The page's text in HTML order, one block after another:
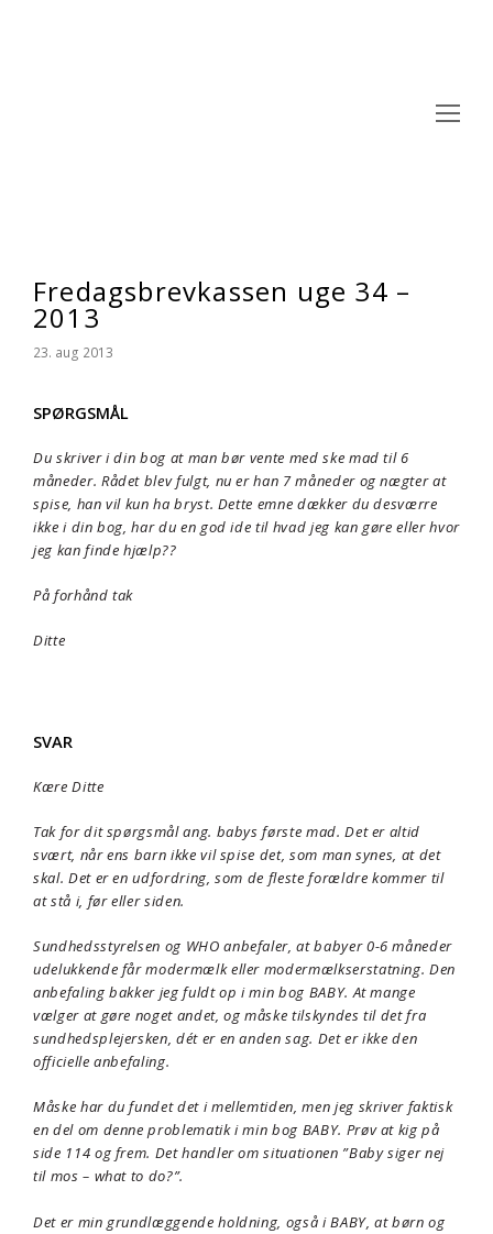
Fredagsbrevkassen uge 34 –
2013
23. aug 2013
SPØRGSMÅL
Du skriver i din bog at man bør vente med ske mad til 6
måneder. Rådet blev fulgt, nu er han 7 måneder og nægter at
spise, han vil kun ha bryst. Dette emne dækker du desværre
ikke i din bog, har du en god ide til hvad jeg kan gøre eller hvor
jeg kan finde hjælp??
På forhånd tak
Ditte
SVAR
Kære Ditte
Tak for dit spørgsmål ang. babys første mad. Det er altid
svært, når ens barn ikke vil spise det, som man synes, at det
skal. Det er en udfordring, som de fleste forældre kommer til
at stå i, før eller siden.
Sundhedsstyrelsen og WHO anbefaler, at babyer 0-6 måneder
udelukkende får modermælk eller modermælkserstatning. Den
anbefaling bakker jeg fuldt op i min bog BABY. At mange
vælger at gøre noget andet, og måske tilskyndes til det fra
sundhedsplejersken, dét er en anden sag. Det er ikke den
officielle anbefaling.
Måske har du fundet det i mellemtiden, men jeg skriver faktisk
en del om denne problematik i min bog BABY. Prøv at kig på
side 114 og frem. Det handler om situationen ”Baby siger nej
til mos – what to do?”.
Det er min grundlæggende holdning, også i BABY, at børn og